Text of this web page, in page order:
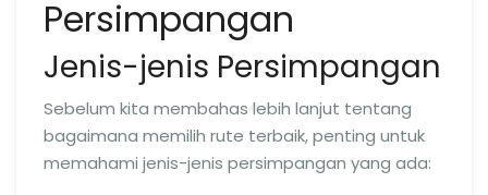
Persimpangan
Jenis-jenis Persimpangan
Sebelum kita membahas lebih lanjut tentang
bagaimana memilih rute terbaik, penting untuk
memahami jenis-jenis persimpangan yang ada: